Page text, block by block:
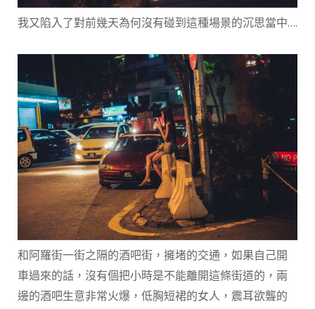
我又陷入了對前幾天為何沒有碰到這種場景的沉思當中….
和阿羅街一街之隔的酒吧街，擁堵的交通，如果自己開
車過來的話，沒有個把小時是不能離開這條街道的，兩
邊的酒吧生意非常火爆，低胸短裙的女人，震耳欲聾的